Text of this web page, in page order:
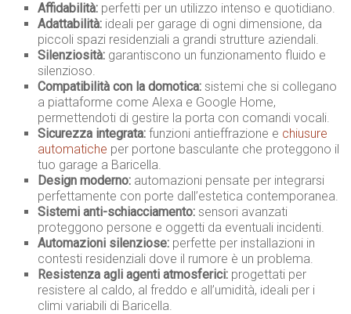
Affidabilità: perfetti per un utilizzo intenso e quotidiano.
Adattabilità: ideali per garage di ogni dimensione, da
piccoli spazi residenziali a grandi strutture aziendali.
Silenziosità: garantiscono un funzionamento fluido e
silenzioso.
Compatibilità con la domotica: sistemi che si collegano
a piattaforme come Alexa e Google Home,
permettendoti di gestire la porta con comandi vocali.
Sicurezza integrata: funzioni antieffrazione e chiusure
automatiche per portone basculante che proteggono il
tuo garage a Baricella.
Design moderno: automazioni pensate per integrarsi
perfettamente con porte dall’estetica contemporanea.
Sistemi anti-schiacciamento: sensori avanzati
proteggono persone e oggetti da eventuali incidenti.
Automazioni silenziose: perfette per installazioni in
contesti residenziali dove il rumore è un problema.
Resistenza agli agenti atmosferici: progettati per
resistere al caldo, al freddo e all’umidità, ideali per i
climi variabili di Baricella.